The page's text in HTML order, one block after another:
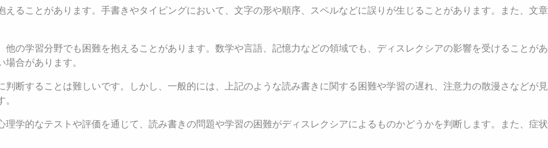
ることがあります。手書きやタイピングにおいて、文字の形や順序、スペルなどに誤りが生じることがあります。また、文章
の学習分野でも困難を抱えることがあります。数学や言語、記憶力などの領域でも、ディスレクシアの影響を受けることがあ
合があります。
断することは難しいです。しかし、一般的には、上記のような読み書きに関する困難や学習の遅れ、注意力の散漫さなどが見
学的なテストや評価を通じて、読み書きの問題や学習の困難がディスレクシアによるものかどうかを判断します。また、症状